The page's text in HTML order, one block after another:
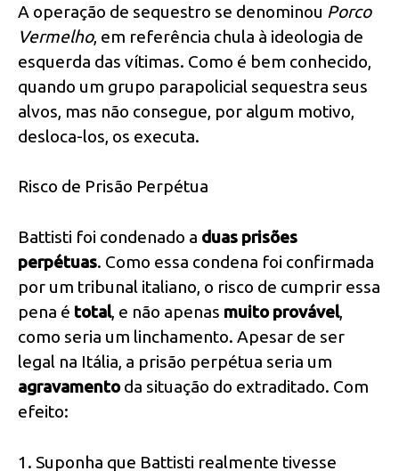
A operação de sequestro se denominou Porco
Vermelho, em referência chula à ideologia de
esquerda das vítimas. Como é bem conhecido,
quando um grupo parapolicial sequestra seus
alvos, mas não consegue, por algum motivo,
desloca-los, os executa.
Risco de Prisão Perpétua
Battisti foi condenado a duas prisões
perpétuas. Como essa condena foi confirmada
por um tribunal italiano, o risco de cumprir essa
pena é total, e não apenas muito provável,
como seria um linchamento. Apesar de ser
legal na Itália, a prisão perpétua seria um
agravamentoda situação do extraditado. Com
efeito:
1. Suponha que Battisti realmente tivesse